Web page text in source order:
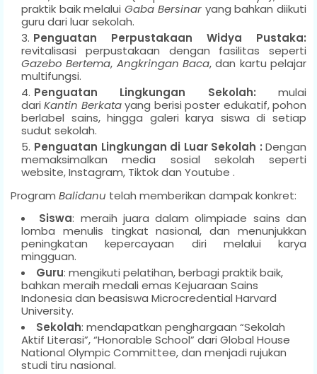
praktik baik melaluiGaba Bersinaryang bahkan diikuti
guru dari luar sekolah.
Penguatan Perpustakaan Widya Pustaka:
revitalisasi perpustakaan dengan fasilitas seperti
Gazebo Bertema, Angkringan Baca, dan kartu pelajar
multifungsi.
Penguatan Lingkungan Sekolah: mulai
dariKantin Berkatayang berisi poster edukatif, pohon
berlabel sains, hingga galeri karya siswa di setiap
sudut sekolah.
Penguatan Lingkungan di Luar Sekolah : Dengan
memaksimalkan media sosial sekolah seperti
website, Instagram, Tiktok dan Youtube .
Program Balidanu telah memberikan dampak konkret:
Siswa: meraih juara dalam olimpiade sains dan
lomba menulis tingkat nasional, dan menunjukkan
peningkatan kepercayaan diri melalui karya
mingguan.
Guru: mengikuti pelatihan, berbagi praktik baik,
bahkan meraih medali emas Kejuaraan Sains
Indonesia dan beasiswa Microcredential Harvard
University.
Sekolah: mendapatkan penghargaan “Sekolah
Aktif Literasi”, “Honorable School” dari Global House
National Olympic Committee, dan menjadi rujukan
studi tiru nasional.